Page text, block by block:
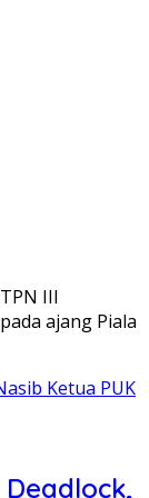
III
ajang Piala
Deadlock,